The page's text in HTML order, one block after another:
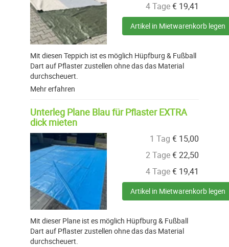
4 Tage€ 19,41
Artikel in Mietwarenkorb legen
Mit diesen Teppich ist es möglich Hüpfburg & Fußball
Dart auf Pflaster zustellen ohne das das Material
durchscheuert.
Mehr erfahren
Unterleg Plane Blau für Pflaster EXTRA
dick mieten
1 Tag € 15,00
2 Tage€22,50
4 Tage€ 19,41
Artikel in Mietwarenkorb legen
Mit dieser Plane ist es möglich Hüpfburg & Fußball
Dart auf Pflaster zustellen ohne das das Material
durchscheuert.